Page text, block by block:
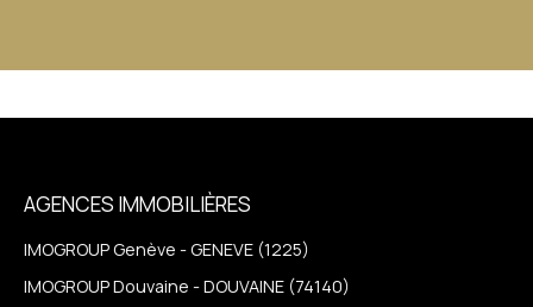
AGENCES IMMOBILIÈRES
IMOGROUP Genève - GENEVE (1225)
IMOGROUP Douvaine - DOUVAINE (74140)